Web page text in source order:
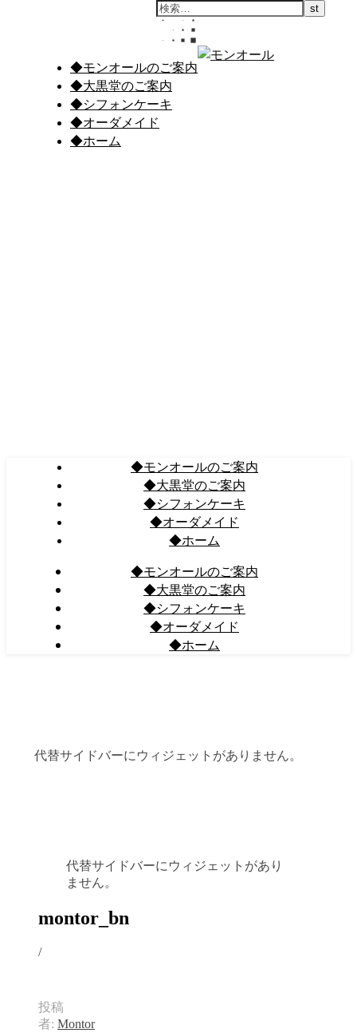
◆モンオールのご案内
◆大黒堂のご案内
◆シフォンケーキ
◆オーダメイド
◆ホーム
◆モンオールのご案内
◆大黒堂のご案内
◆シフォンケーキ
◆オーダメイド
◆ホーム
◆モンオールのご案内
◆大黒堂のご案内
◆シフォンケーキ
◆オーダメイド
◆ホーム
代替サイドバーにウィジェットがありません。
代替サイドバーにウィジェットがあり
ません。
montor_bn
/
投稿
者: Montor